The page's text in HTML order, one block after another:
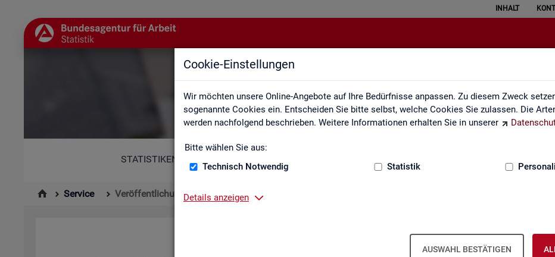
Cookie-Einstellungen
Wir möchten unsere Online-Angebote auf Ihre Bedürfnisse anpassen. Zu diesem Zweck
sogenannte Cookies ein. Entscheiden Sie bitte selbst, welche Cookies Sie zulassen. Die
werden nachfolgend beschrieben. Weitere Informationen erhalten Sie in unserer
Bitte wählen Sie aus:
Technisch Notwendig
Statistik
Details anzeigen
AUSWAHL BESTÄTIGEN
INHALT
Veröffentlichungskalender
STATISTIKEN
Service Veröffentlichungskalender
Ver­öf­fent­li­chungs­ka­len­der